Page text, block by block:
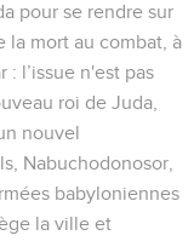
pour se rendre sur
la mort au combat, à
l’issue n'est pas
roi de Juda,
nouvel
Nabuchodonosor,
babyloniennes
la ville et